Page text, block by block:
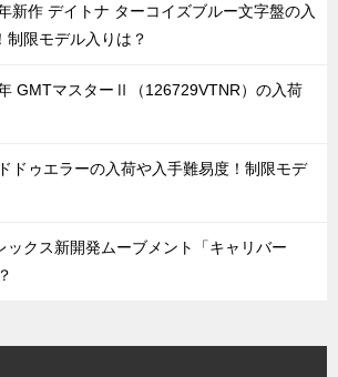
新作 デイトナ ターコイズブルー文字盤の入
制限モデル入りは？
GMTマスターⅡ（126729VTNR）の入荷
ドゥエラーの入荷や入手難易度！制限モデ
ックス新開発ムーブメント「キャリバー